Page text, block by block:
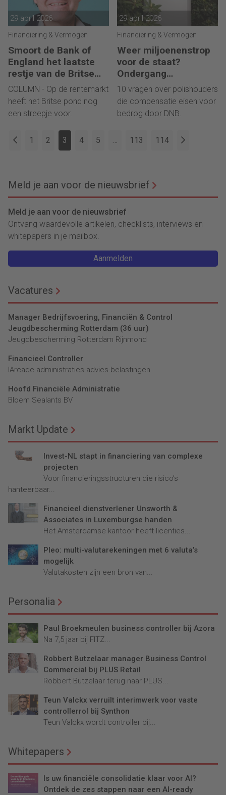
29 april 2026
Financiering & Vermogen
Smoort de Bank of
England het laatste
restje van de Britse
groei?
COLUMN - Op de rentemarkt
heeft het Britse pond nog
een streepje voor.
29 april 2026
Financiering & Vermogen
Weer miljoenenstrop
voor de staat?
Ondergang
Conservatrix laait op
10 vragen over polishouders
die compensatie eisen voor
bedrog door DNB.
1 2 3 4 5 … 113 114
Meld je aan voor de nieuwsbrief
Meld je aan voor de nieuwsbrief
Ontvang waardevolle artikelen, checklists, interviews en
whitepapers in je mailbox.
Aanmelden
Vacatures
Manager Bedrijfsvoering, Financiën & Control
Jeugdbescherming Rotterdam (36 uur)
Jeugdbescherming Rotterdam Rijnmond
Financieel Controller
lArcade administraties-advies-belastingen
Hoofd Financiële Administratie
Bloem Sealants BV
Markt Update
Invest-NL stapt in financiering van complexe
projecten
Voor financieringsstructuren die risico’s
hanteerbaar...
Financieel dienstverlener Unsworth &
Associates in Luxemburgse handen
Het Amsterdamse kantoor heeft licenties...
Pleo: multi-valutarekeningen met 6 valuta’s
mogelijk
Valutakosten zijn een bron van...
Personalia
Paul Broekmeulen business controller bij Azora
Na 7,5 jaar bij FITZ...
Robbert Butzelaar manager Business Control
Commercial bij PLUS Retail
Robbert Butzelaar terug naar PLUS...
Teun Valckx verruilt interimwerk voor vaste
controllerrol bij Synthon
Teun Valckx wordt controller bij...
Whitepapers
Is uw financiële consolidatie klaar voor AI?
Ontdek de zes stappen naar een AI-ready